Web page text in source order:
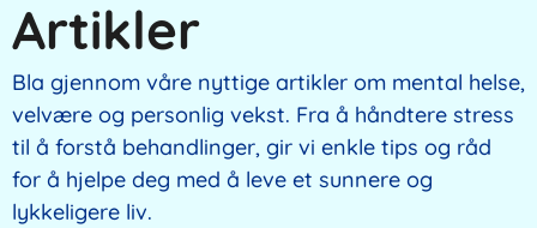
Artikler
Bla gjennom våre nyttige artikler om mental helse,
velvære og personlig vekst. Fra å håndtere stress
til å forstå behandlinger, gir vi enkle tips og råd
for å hjelpe deg med å leve et sunnere og
lykkeligere liv.